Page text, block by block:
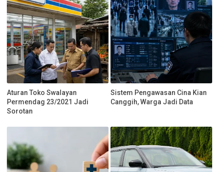
Aturan Toko Swalayan
Permendag 23/2021 Jadi
Sorotan
Sistem Pengawasan Cina Kian
Canggih, Warga Jadi Data